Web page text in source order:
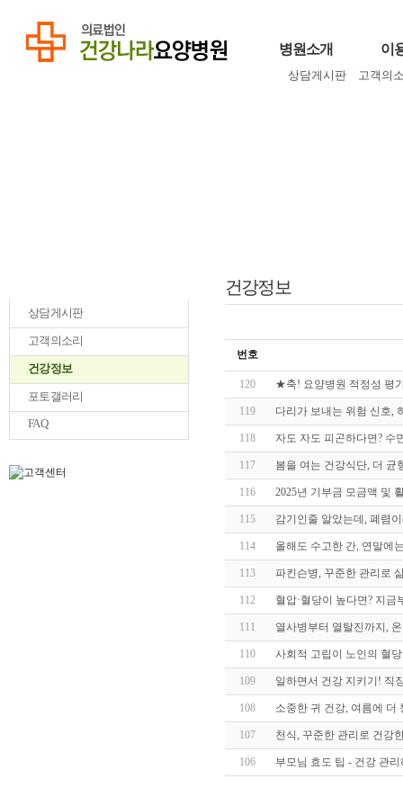
병원소개 이
상담게시판 고객의
상담게시판
고객의소리
건강정보
포토갤러리
FAQ
건강정보
번호
120 ★축! 요양병원 적정성 평
119 다리가 보내는 위험 신호,
118 자도 자도 피곤하다면? 수
117 봄을 여는 건강식단, 더 균
116 2025년 기부금 모금액 및
115 감기인줄 알았는데, 폐렴
114 올해도 수고한 간, 연말에
113 파킨슨병, 꾸준한 관리로
112 혈압·혈당이 높다면? 지금
111 열사병부터 열탈진까지,
110 사회적 고립이 노인의 혈
109 일하면서 건강 지키기! 직
108 소중한 귀 건강, 여름에 더
107 천식, 꾸준한 관리로 건강
106 부모님 효도 팁 - 건강 관